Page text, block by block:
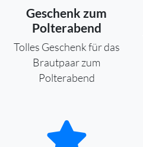
Geschenk zum
Polterabend
Tolles Geschenk für das
Brautpaar zum
Polterabend